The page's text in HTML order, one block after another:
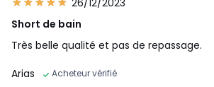
26/12/2023
Short de bain
Très belle qualité et pas de repassage.
Arias
Acheteur vérifié